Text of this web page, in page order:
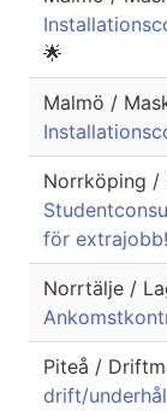
🌟
Malmö /
Norrköping /
för extrajobb!
Norrtälje /
Piteå /
drift/